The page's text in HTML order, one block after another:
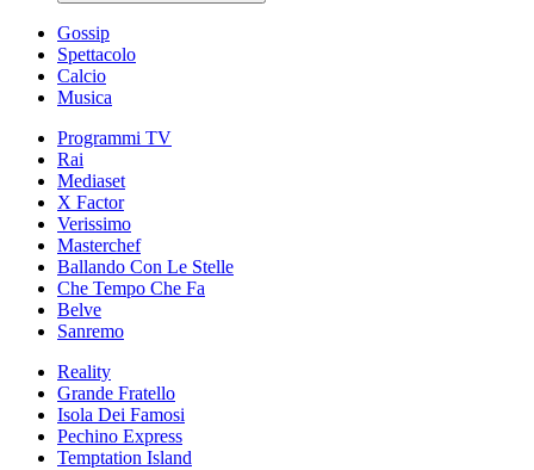
Gossip
Spettacolo
Calcio
Musica
Programmi TV
Rai
Mediaset
X Factor
Verissimo
Masterchef
Ballando Con Le Stelle
Che Tempo Che Fa
Belve
Sanremo
Reality
Grande Fratello
Isola Dei Famosi
Pechino Express
Temptation Island